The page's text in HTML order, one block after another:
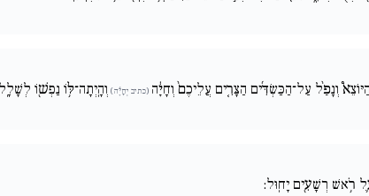
וְנָפַ֨ל עַל־הַכַּשְׂדִּ֜ים הַצָּרִ֚ים עֲלֵיכֶם֙ וְחָיָ֔ה (כתיב יְחָיָ֔ה) וְהָֽיְתָה־לּ֥וֹ נַפְשׁ֖וֹ
רֹ֥אשׁ רְשָׁעִ֖ים יָחֽוּל: